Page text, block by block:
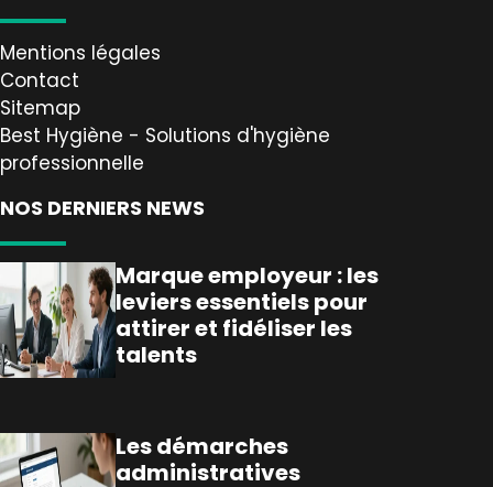
Mentions légales
Contact
Sitemap
Best Hygiène - Solutions d'hygiène
professionnelle
NOS DERNIERS NEWS
Marque employeur : les
leviers essentiels pour
attirer et fidéliser les
talents
Les démarches
administratives